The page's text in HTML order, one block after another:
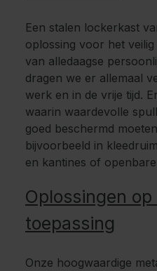
Een stalen lockerkast
oplossing voor het
van alledaagse
dragen we er allemaal
werk en in de vrije tijd.
waarin waardevolle
goed beschermd
bijvoorbeeld in
en kantines of
Oplossingen
toepassing
Onze hoogwaardige